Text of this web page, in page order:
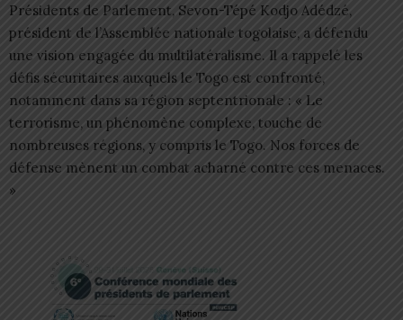
Présidents de Parlement, Sevon-Tépé Kodjo Adédzé,
président de l’Assemblée nationale togolaise, a défendu
une vision engagée du multilatéralisme. Il a rappelé les
défis sécuritaires auxquels le Togo est confronté,
notamment dans sa région septentrionale : « Le
terrorisme, un phénomène complexe, touche de
nombreuses régions, y compris le Togo. Nos forces de
défense mènent un combat acharné contre ces menaces.
»